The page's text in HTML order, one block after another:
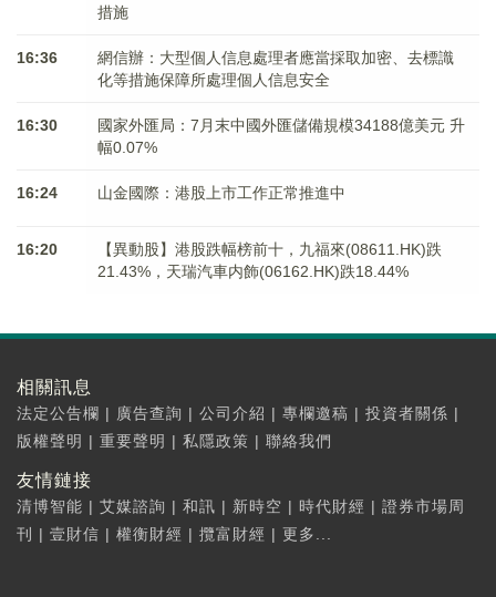
措施
16:36
網信辦：大型個人信息處理者應當採取加密、去標識
化等措施保障所處理個人信息安全
16:30
國家外匯局：7月末中國外匯儲備規模34188億美元 升
幅0.07%
16:24 山金國際：港股上市工作正常推進中
16:20
【異動股】港股跌幅榜前十，九福來(08611.HK)跌
21.43%，天瑞汽車内飾(06162.HK)跌18.44%
相關訊息
法定公告欄 | 廣告查詢 | 公司介紹 | 專欄邀稿 | 投資者關係 |
版權聲明 | 重要聲明 | 私隱政策 | 聯絡我們
友情鏈接
清博智能 | 艾媒諮詢 | 和訊 | 新時空 | 時代財經 | 證券市場周
刊
| 壹財信 | 權衡財經 | 攬富財經 | 更多...